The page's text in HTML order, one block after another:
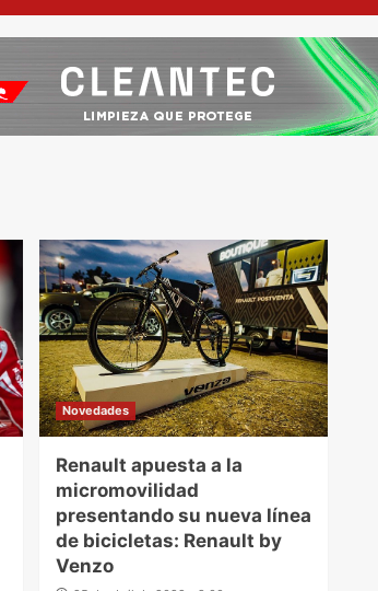
Novedades
Renault apuesta a la
micromovilidad
presentando su nueva línea
de bicicletas: Renault by
Venzo